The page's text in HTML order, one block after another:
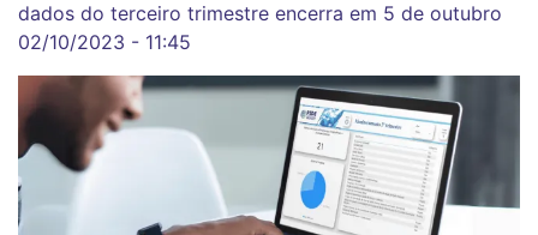
dados do terceiro trimestre encerra em 5 de outubro
02/10/2023 - 11:45